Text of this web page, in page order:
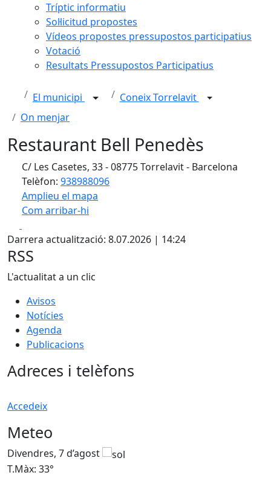
Tríptic informatiu
Sol·licitud propostes
Vídeos propostes pressupostos participatius
Votació
Resultats Pressupostos Participatius
El municipi
Coneix Torrelavit
On menjar
Restaurant Bell Penedès
C/ Les Casetes, 33 - 08775 Torrelavit - Barcelona
Telèfon: 938988096
Amplieu el mapa
Com arribar-hi
+
−
Darrera actualització: 8.07.2026 | 14:24
RSS
L'actualitat a un clic
Avisos
Notícies
Agenda
Publicacions
Adreces i telèfons
Accedeix
Meteo
Divendres, 7 d’agost
T.Màx: 33°